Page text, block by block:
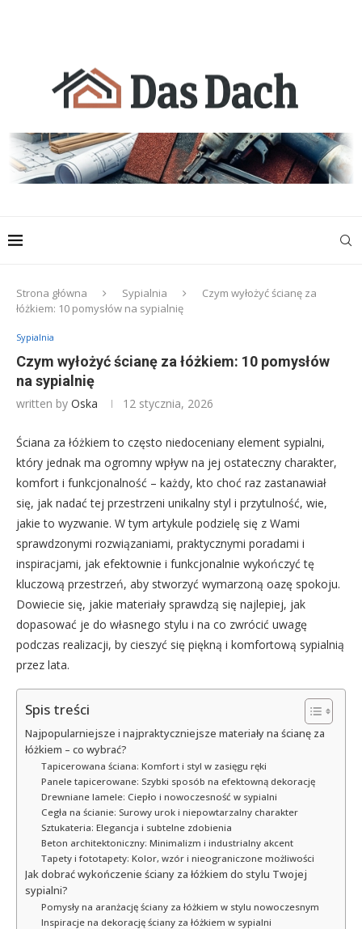
Strona główna Sypialnia
Czym wyłożyć ścianę za
łóżkiem: 10 pomysłów na sypialnię
Sypialnia
Czym wyłożyć ścianę za łóżkiem: 10 pomysłów
na sypialnię
written by Oska 12 stycznia, 2026
Ściana za łóżkiem to często niedoceniany element sypialni,
który jednak ma ogromny wpływ na jej ostateczny charakter,
komfort i funkcjonalność – każdy, kto choć raz zastanawiał
się, jak nadać tej przestrzeni unikalny styl i przytulność, wie,
jakie to wyzwanie. W tym artykule podzielę się z Wami
sprawdzonymi rozwiązaniami, praktycznymi poradami i
inspiracjami, jak efektownie i funkcjonalnie wykończyć tę
kluczową przestrzeń, aby stworzyć wymarzoną oazę spokoju.
Dowiecie się, jakie materiały sprawdzą się najlepiej, jak
dopasować je do własnego stylu i na co zwrócić uwagę
podczas realizacji, by cieszyć się piękną i komfortową sypialnią
przez lata.
Spis treści
Najpopularniejsze i najpraktyczniejsze materiały na ścianę za
łóżkiem – co wybrać?
Tapicerowana ściana: Komfort i styl w zasięgu ręki
Panele tapicerowane: Szybki sposób na efektowną dekorację
Drewniane lamele: Ciepło i nowoczesność w sypialni
Cegła na ścianie: Surowy urok i niepowtarzalny charakter
Sztukateria: Elegancja i subtelne zdobienia
Beton architektoniczny: Minimalizm i industrialny akcent
Tapety i fototapety: Kolor, wzór i nieograniczone możliwości
Jak dobrać wykończenie ściany za łóżkiem do stylu Twojej
sypialni?
Pomysły na aranżację ściany za łóżkiem w stylu nowoczesnym
Inspiracje na dekorację ściany za łóżkiem w sypialni